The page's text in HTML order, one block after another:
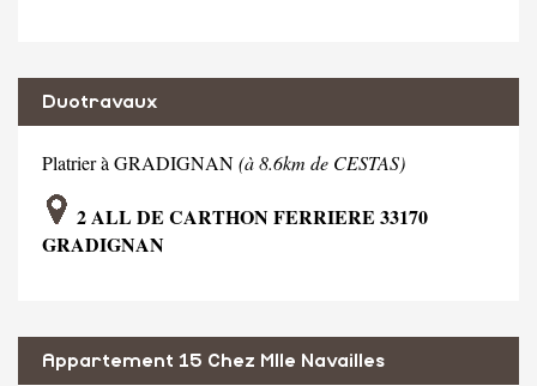
Duotravaux
Platrier à GRADIGNAN(à 8.6km de CESTAS)
2 ALL DE CARTHON FERRIERE 33170
GRADIGNAN
Appartement 15 Chez Mlle Navailles